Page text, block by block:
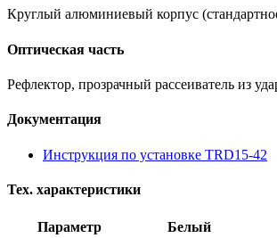
Круглый алюминиевый корпус
Оптическая часть
Рефлектор, прозрачный рассеиватель из
Документация
Инструкция по установке TRD15-42
Тех. характеристики
Параметр Белый